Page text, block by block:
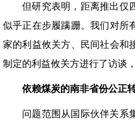
但研究表明，距离推出仅
似乎正在步履蹒跚。我们对所
家的利益攸关方、民间社会和
制定的利益攸关方进行了访谈
依赖煤炭的南非省份公正
问题范围从国际伙伴关系